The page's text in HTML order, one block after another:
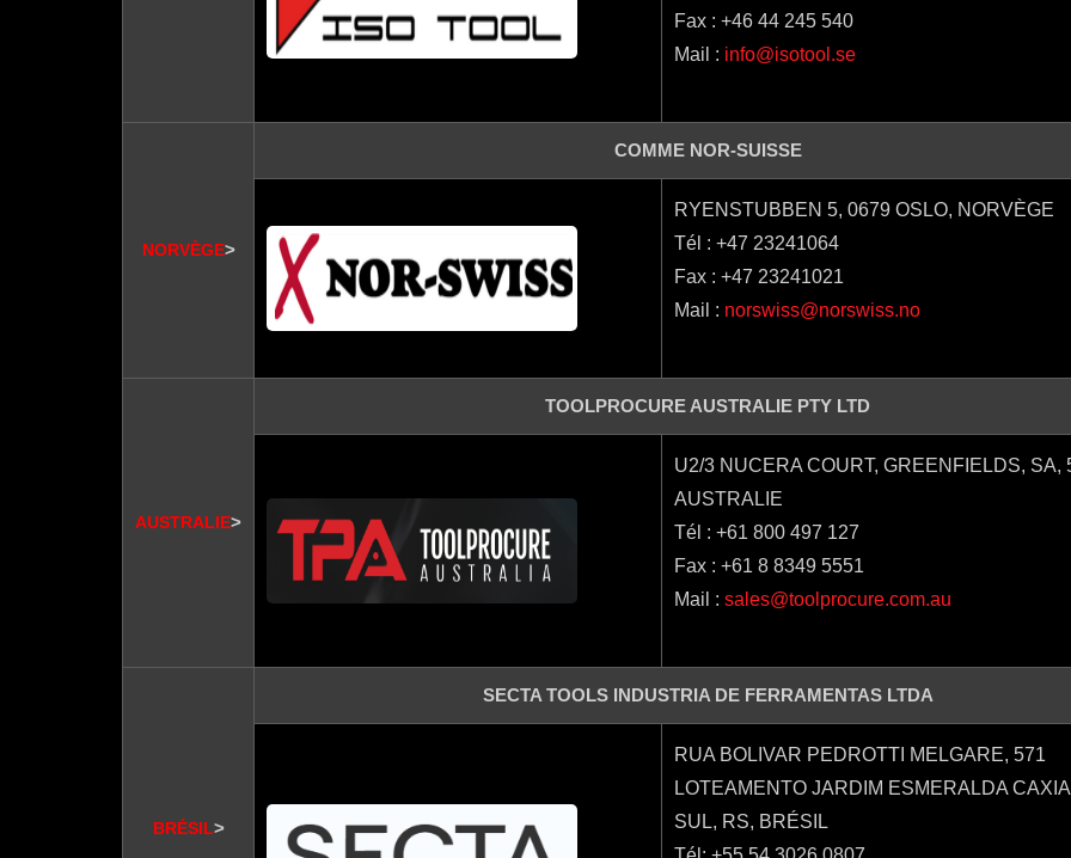
Fax : +46 44 245 540
Mail : info@isotool.se
NORVÈGE>
COMME NOR-SUISSE
RYENSTUBBEN 5, 0679 OSLO, NORVÈGE
Tél : +47 23241064
Fax : +47 23241021
Mail : norswiss@norswiss.no
AUSTRALIE>
TOOLPROCURE AUSTRALIE PTY LTD
U2/3 NUCERA COURT, GREENFIELDS, SA,
AUSTRALIE
Tél : +61 800 497 127
Fax : +61 8 8349 5551
Mail : sales@toolprocure.com.au
BRÉSIL>
SECTA TOOLS INDUSTRIA DE FERRAMENTAS LTDA
RUA BOLIVAR PEDROTTI MELGARE, 571
LOTEAMENTO JARDIM ESMERALDA
SUL, RS, BRÉSIL